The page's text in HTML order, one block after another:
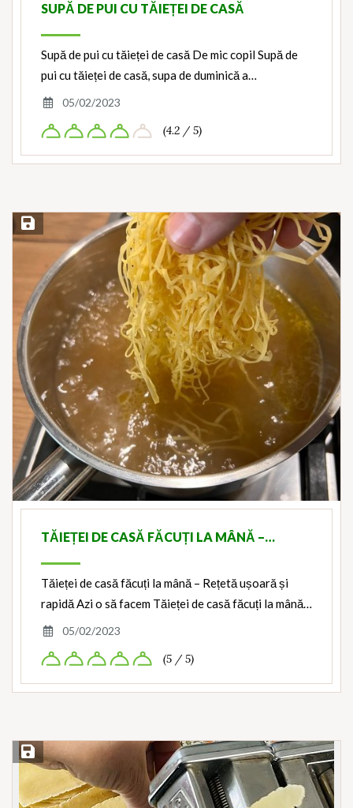
SUPĂ DE PUI CU TĂIEȚEI DE CASĂ
Supă de pui cu tăieței de casă De mic copil Supă de
pui cu tăieței de casă, supa de duminică a…
05/02/2023
(4.2 / 5)
Save Recipe
TĂIEȚEI DE CASĂ FĂCUȚI LA MÂNĂ –…
Tăieței de casă făcuți la mână – Rețetă ușoară și
rapidă Azi o să facem Tăieței de casă făcuți la mână…
05/02/2023
(5 / 5)
Save Recipe